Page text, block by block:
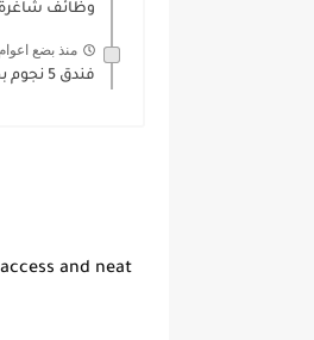
وظائف
منذ بضع اعوام
فندق 5 نجوم بحاجة الى الشواغر التالية :
and neat